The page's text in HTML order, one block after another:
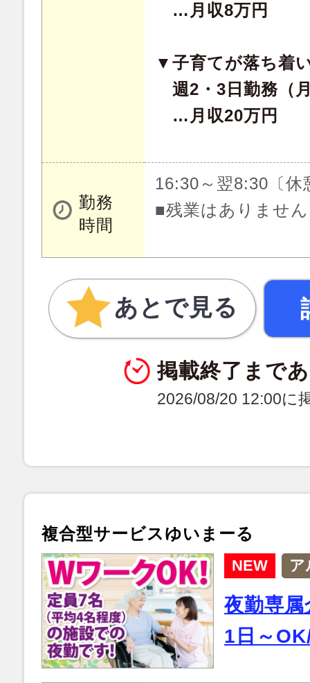
…月収8万円
▼子育てが落ち着
週2・3日勤務（
…月収20万円
勤務
時間
16:30～翌8:30〔休
■残業はありませ
あとで見る
掲載終了まで
2026/08/20 12:00に
複合型サービスゆいまーる
NEW ア
夜勤専
1日～